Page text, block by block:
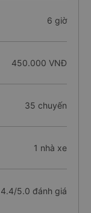
6 giờ
450.000 VNĐ
35 chuyến
1 nhà xe
4.4/5.0 đánh giá